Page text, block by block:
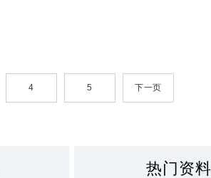
4 5 下一页
热门资料